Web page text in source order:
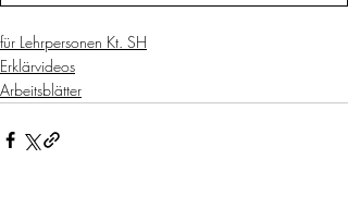
für Lehrpersonen Kt. SH
Erklärvideos
Arbeitsblätter